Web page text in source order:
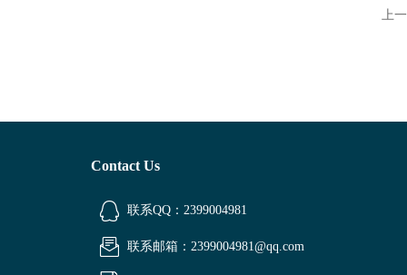
上
Contact Us
联系QQ：2399004981
联系邮箱：2399004981@qq.com